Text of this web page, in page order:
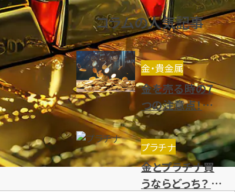
コラムの人気記事
金・貴金属
金を売る時の7
つの注意点！売り
方や高く売却で
きる種類を解説
プラチナ
金とプラチナ買
うならどっち？ 特